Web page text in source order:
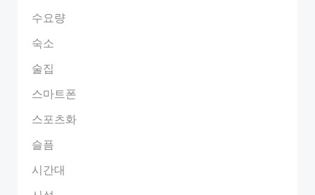
수요량
숙소
술집
스마트폰
스포츠화
슬픔
시간대